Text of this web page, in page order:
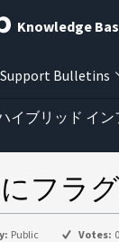
Knowledge
Support Bulletins
階層を展
イブリッド イ
にフラ
Public Votes: 0